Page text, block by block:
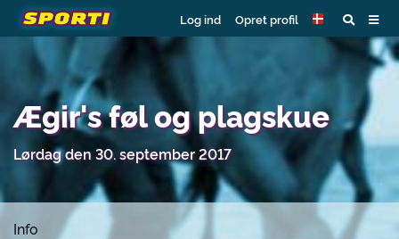
Log ind Opret profil
Ægir's føl og plagskue
Lørdag den 30. september 2017
Info